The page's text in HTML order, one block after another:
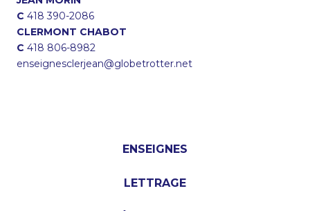
C 418 390-2086
CLERMONT CHABOT
C 418 806-8982
enseignesclerjean@globetrotter.net
ENSEIGNES
LETTRAGE